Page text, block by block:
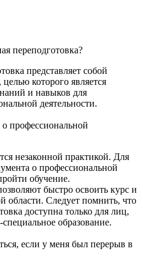
переподготовка?
представляет собой
которого является
и навыков для
деятельности.
профессиональной
незаконной практикой. Для
о профессиональной
обучение.
быстро освоить курс и
области. Следует помнить, что
доступна только для лиц,
образование.
если у меня был перерыв в